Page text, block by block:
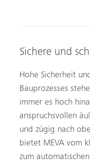
Sichere und
Hohe Sicherheit
Bauprozesses
immer es hoch
anspruchsvollen
und zügig nach
bietet MEVA vom
zum